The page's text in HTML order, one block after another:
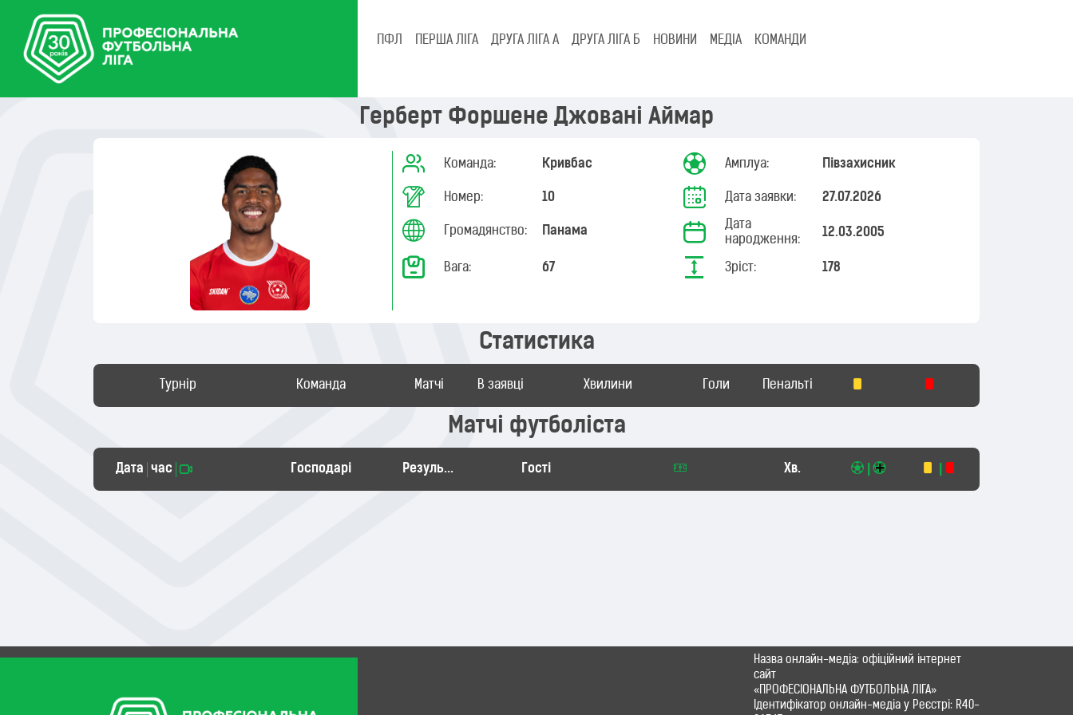
ПФЛ ПЕРША ЛІГА ДРУГА ЛІГА А ДРУГА ЛІГА Б НОВИНИ МЕДІА КОМАНДИ
Герберт Форшене Джовані Аймар
Команда: Кривбас Амплуа: Півзахисник
Номер: 10 Дата заявки: 27.07.2026
Громадянство: Панама
Дата
народження:
12.03.2005
Вага: 67 Зріст: 178
Статистика
Турнір Команда Матчі В заявці Хвилини Голи Пенальті
Матчі футболіста
Дата час Господарі Результат Гості Хв.
Назва онлайн-медіа: офіційний інтернет
сайт
«ПРОФЕСІОНАЛЬНА ФУТБОЛЬНА ЛІГА»
Ідентифікатор онлайн-медіа у Реєстрі: R40-